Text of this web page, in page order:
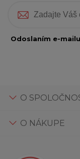
Odoslaním e-
O
O NÁKUPE